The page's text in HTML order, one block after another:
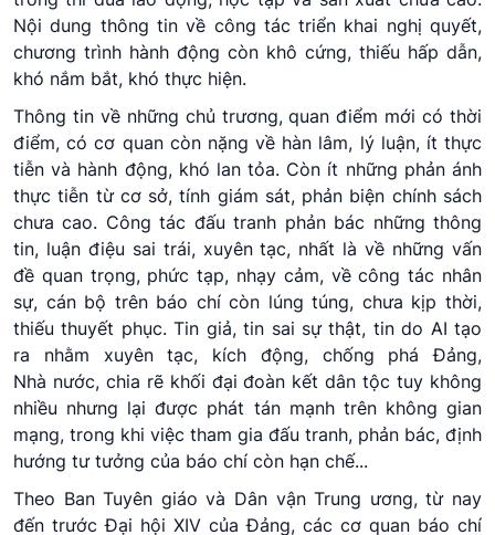
Nội dung thông tin về công tác triển khai nghị quyết,
chương trình hành động còn khô cứng, thiếu hấp dẫn,
khó nắm bắt, khó thực hiện.
Thông tin về những chủ trương, quan điểm mới có thời
điểm, có cơ quan còn nặng về hàn lâm, lý luận, ít thực
tiễn và hành động, khó lan tỏa. Còn ít những phản ánh
thực tiễn từ cơ sở, tính giám sát, phản biện chính sách
chưa cao. Công tác đấu tranh phản bác những thông
tin, luận điệu sai trái, xuyên tạc, nhất là về những vấn
đề quan trọng, phức tạp, nhạy cảm, về công tác nhân
sự, cán bộ trên báo chí còn lúng túng, chưa kịp thời,
thiếu thuyết phục. Tin giả, tin sai sự thật, tin do AI tạo
ra nhằm xuyên tạc, kích động, chống phá Đảng,
Nhà nước, chia rẽ khối đại đoàn kết dân tộc tuy không
nhiều nhưng lại được phát tán mạnh trên không gian
mạng, trong khi việc tham gia đấu tranh, phản bác, định
hướng tư tưởng của báo chí còn hạn chế...
Theo Ban Tuyên giáo và Dân vận Trung ương, từ nay
đến trước Đại hội XIV của Đảng, các cơ quan báo chí